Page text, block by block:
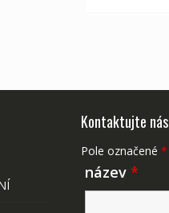
Kontaktujte nás
Pole označené *
název *